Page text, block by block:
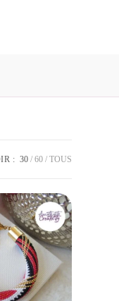
: 30 60 TOUS